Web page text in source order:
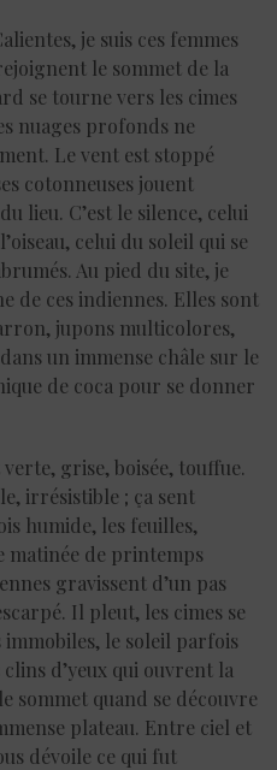
je suis ces femmes
le sommet de la
se tourne vers les cimes
nuages profonds ne
Le vent est stoppé
cotonneuses jouent
lieu. C’est le silence, celui
celui du soleil qui se
Au pied du site, je
de ces indiennes. Elles sont
jupons multicolores,
un immense châle sur le
de coca pour se donner
grise, boisée, touffue.
irrésistible ; ça sent
humide, les feuilles,
matinée de printemps
gravissent d’un pas
Il pleut, les cimes se
le soleil parfois
d’yeux qui ouvrent la
sommet quand se découvre
plateau. Entre ciel et
dévoile ce qui fut